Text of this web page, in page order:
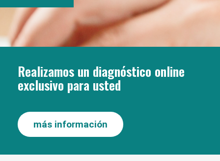
Realizamos un diagnóstico online
exclusivo para usted
más información